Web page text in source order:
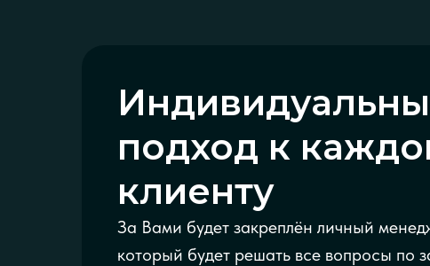
подход к
клиенту
За Вами будет закреплён личный
который будет решать все вопросы по